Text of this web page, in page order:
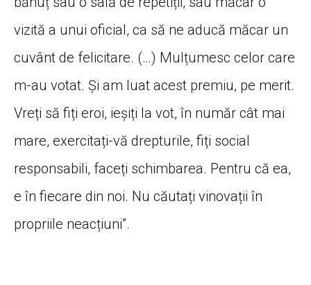
vizită a unui oficial, ca să ne aducă măcar un
cuvânt de felicitare. (…) Mulțumesc celor care
m-au votat. Și am luat acest premiu, pe merit.
Vreți să fiți eroi, ieșiți la vot, în număr cât mai
mare, exercitați-vă drepturile, fiți social
responsabili, faceți schimbarea. Pentru că ea,
e în fiecare din noi. Nu căutați vinovații în
propriile neacțiuni”.